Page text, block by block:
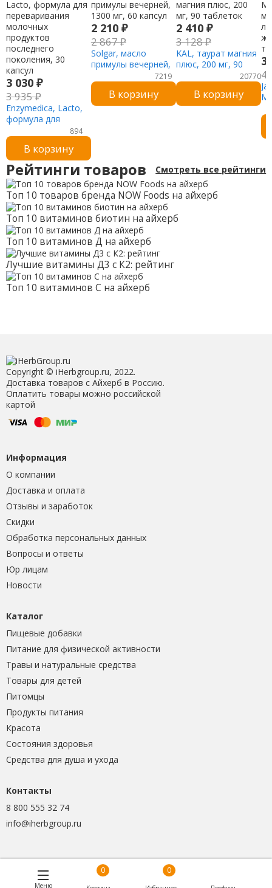
3 030 ₽
3 935₽
Enzymedica, Lacto,
формула для
молочных
продуктов
последнего
поколения, 30
капсул
894
В корзину
2 210 ₽
2 867₽
Solgar, масло
примулы вечерней,
1300 мг, 60 капсул
7219
В корзину
2 410 ₽
3 128₽
KAL, таурат магния
плюс, 200 мг, 90
20770
В корзину
3
4
Рейтинги товаров Смотреть все рейтинги
Топ 10 товаров бренда NOW Foods на айхерб
Топ 10 витаминов биотин на айхерб
Топ 10 витаминов Д на айхерб
Лучшие витамины Д3 с К2: рейтинг
Топ 10 витаминов С на айхерб
Copyright © iHerbgroup.ru, 2022.
Доставка товаров с Айхерб в Россию.
Оплатить товары можно российской
картой
Информация
О компании
Доставка и оплата
Отзывы и заработок
Скидки
Обработка персональных данных
Вопросы и ответы
Юр лицам
Новости
Каталог
Пищевые добавки
Питание для физической активности
Травы и натуральные средства
Товары для детей
Питомцы
Продукты питания
Красота
Состояния здоровья
Средства для душа и ухода
Контакты
8 800 555 32 74
info@iherbgroup.ru
Меню
0 0